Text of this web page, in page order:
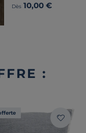
Dès 10,00 €
: